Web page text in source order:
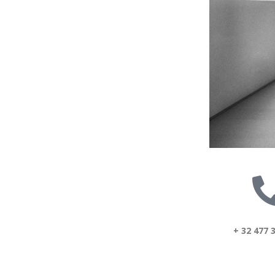
+ 32 477